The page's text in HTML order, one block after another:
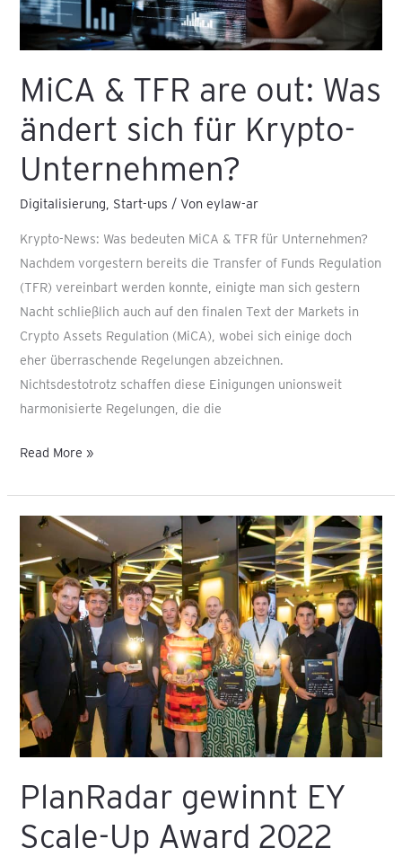
MiCA & TFR are out: Was
ändert sich für Krypto-
Unternehmen?
Digitalisierung, Start-ups / Voneylaw-ar
Krypto-News: Was bedeuten MiCA & TFR für Unternehmen?
Nachdem vorgestern bereits die Transfer of Funds Regulation
(TFR) vereinbart werden konnte, einigte man sich gestern
Nacht schließlich auch auf den finalen Text der Markets in
Crypto Assets Regulation (MiCA), wobei sich einige doch
eher überraschende Regelungen abzeichnen.
Nichtsdestotrotz schaffen diese Einigungen unionsweit
harmonisierte Regelungen, die die
für
Krypto-
Read More »
PlanRadar gewinnt EY
Scale-Up Award 2022
PlanRadar
gewinnt
EY
Scale-
Up